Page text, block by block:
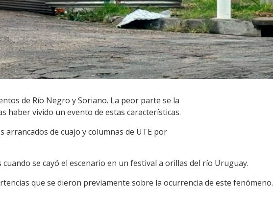
de Río Negro y Soriano. La peor parte se la
haber vivido un evento de estas características.
arrancados de cuajo y columnas de UTE por
se cayó el escenario en un festival a orillas del río Uruguay.
que se dieron previamente sobre la ocurrencia de este fenómeno.